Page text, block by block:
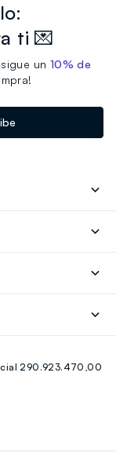
ti 💌
un 10% de
290.923.470,00